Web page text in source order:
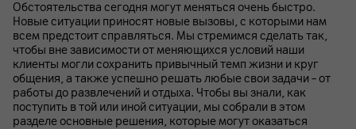
Обстоятельства сегодня могут меняться очень быстро.
Новые ситуации приносят новые вызовы, с которыми нам
всем предстоит справляться. Мы стремимся сделать так,
чтобы вне зависимости от меняющихся условий наши
клиенты могли сохранить привычный темп жизни и круг
общения, а также успешно решать любые свои задачи – от
работы до развлечений и отдыха. Чтобы вы знали, как
поступить в той или иной ситуации, мы собрали в этом
разделе основные решения, которые могут оказаться